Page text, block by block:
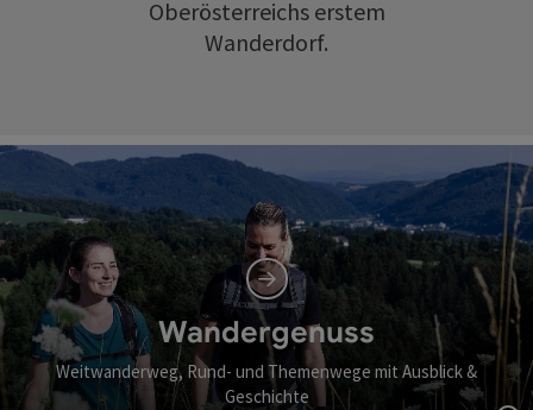
Oberösterreichs erstem
Wanderdorf.
Wandergenuss
Weitwanderweg, Rund- und Themenwege mit Ausblick &
Geschichte